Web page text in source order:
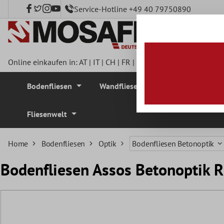
springen Service-Hotline +49 40 79750890
Online einkaufen in:AT| IT| CH | FR |
Bodenfliesen Wandfliesen
Fliesenwelt
Home Bodenfliesen Optik Bodenfliesen Betonoptik
Bodenfliesen Assos Betonoptik